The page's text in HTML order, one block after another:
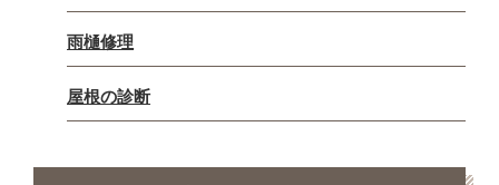
雨樋修理
屋根の診断